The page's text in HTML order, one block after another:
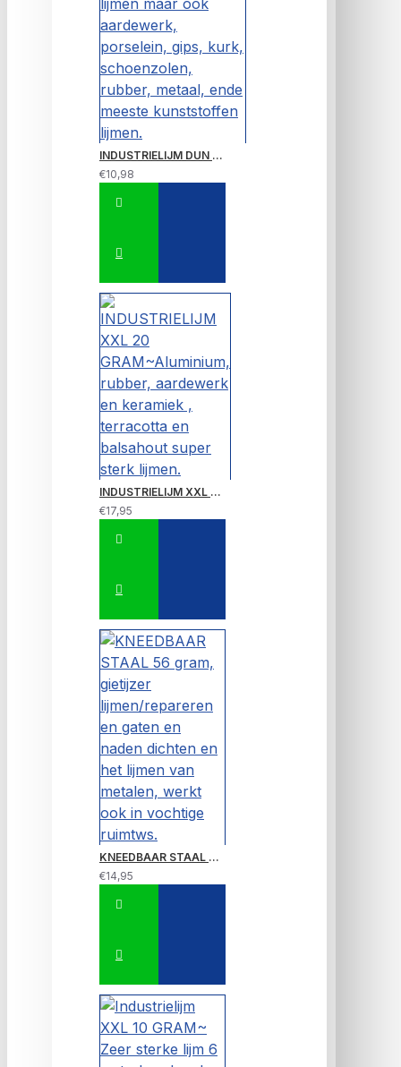
INDUSTRIELIJM DUN 10 GRAM~Schoenzolen lijmen maar ook aardewerk, porselein, gips, kurk, schoenzolen, rubber, metaal, ende meeste kunststoffen lijmen.
€10,98
INDUSTRIELIJM XXL 20 GRAM~Aluminium, rubber, aardewerk en keramiek , terracotta en balsahout super sterk lijmen.
€17,95
KNEEDBAAR STAAL 56 gram, gietijzer lijmen/repareren en gaten en naden dichten en het lijmen van metalen, werkt ook in vochtige ruimtws.
€14,95